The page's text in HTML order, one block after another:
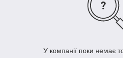
У компанії поки немає